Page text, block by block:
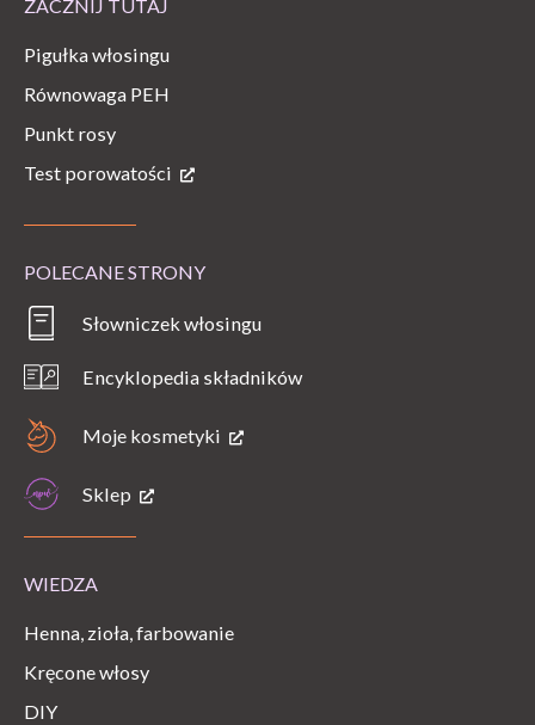
ZACZNIJ TUTAJ
Pigułka włosingu
Równowaga PEH
Punkt rosy
Test porowatości
POLECANE STRONY
Słowniczek włosingu
Encyklopedia składników
Moje kosmetyki
Sklep
WIEDZA
Henna, zioła, farbowanie
Kręcone włosy
DIY